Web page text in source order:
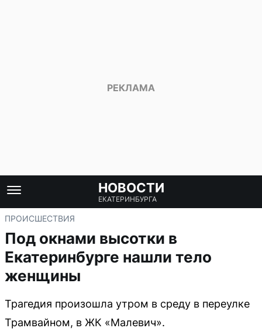
НОВОСТИ
ЕКАТЕРИНБУРГА
ПРОИСШЕСТВИЯ
Под окнами высотки в
Екатеринбурге нашли тело
женщины
Трагедия произошла утром в среду в переулке
Трамвайном, в ЖК «Малевич».